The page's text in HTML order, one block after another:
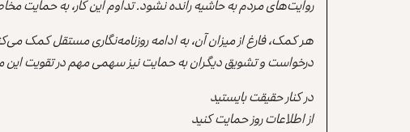
روایت‌های مردم به حاشیه رانده نشود. تداوم این کار، به حمایت
هر کمک، فارغ از میزان آن، به ادامه روزنامه‌نگاری مستقل کمک
درخواست و تشویق دیگران به حمایت نیز سهمی مهم در تقویت این
در کنار حقیقت بایستید
از اطلاعات روز حمایت کنید